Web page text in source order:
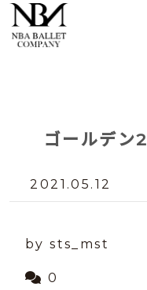
ゴールデン2
2021.05.12
by sts_mst
0